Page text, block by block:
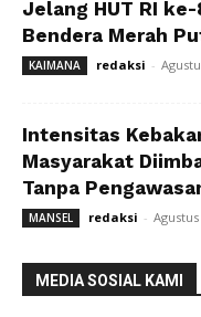
Jelang HUT RI
Bendera Merah
KAIMANA redaksi -
Intensitas
Masyarakat
Tanpa
MANSEL redaksi - Agustus
MEDIA SOSIAL KAMI